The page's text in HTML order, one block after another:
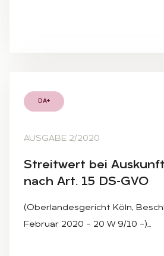
DA+
AUSGABE 2/2020
Streit­wert bei
nach Art. 15 DS-GVO
(Oberlandesgericht Köln,
Februar 2020 – 20 W 9/10 –)…